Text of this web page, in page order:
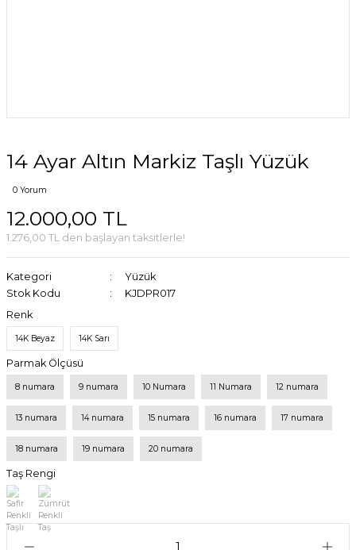
14 Ayar Altın Markiz Taşlı Yüzük
0 Yorum
12.000,00 TL
1.276,00 TL den başlayan taksitlerle!
Kategori
Yüzük
Stok Kodu
KJDPR017
Renk
14K Beyaz 14K Sarı
Parmak Ölçüsü
8 numara 9 numara 10 Numara 11 Numara 12 numara
13 numara 14 numara 15 numara 16 numara 17 numara
18 numara 19 numara 20 numara
Taş Rengi